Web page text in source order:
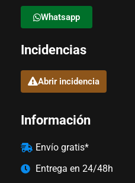
Whatsapp
Incidencias
Abrir incidencia
Información
Envío gratis*
Entrega en 24/48h